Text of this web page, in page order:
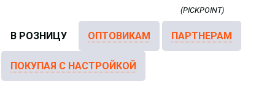
В РОЗНИЦУ ОПТОВИКАМ ПАРТНЕРАМ
ПОКУПАЯ С НАСТРОЙКОЙ